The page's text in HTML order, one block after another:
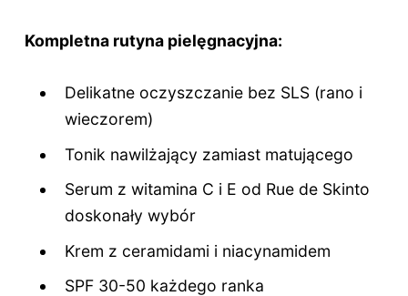
Kompletna rutyna pielęgnacyjna:
Delikatne oczyszczanie bez SLS (rano i
wieczorem)
Tonik nawilżający zamiast matującego
Serum z witamina C i E od Rue de Skinto
doskonały wybór
Krem z ceramidami i niacynamidem
SPF 30-50 każdego ranka